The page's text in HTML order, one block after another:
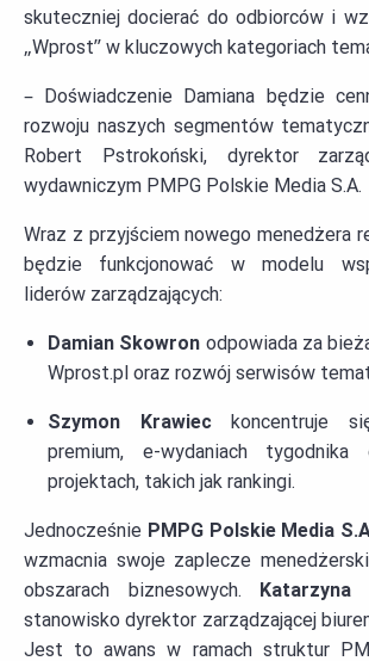
skuteczniej docierać do odbiorców i
„Wprost” w kluczowych kategoriach
– Doświadczenie Damiana będzie
rozwoju naszych segmentów
Robert Pstrokoński, dyrektor
wydawniczym PMPG Polskie Media S.A.
Wraz z przyjściem nowego menedżera
będzie funkcjonować w modelu
liderów zarządzających:
Damian Skowron odpowiada za
Wprost.pl oraz rozwój serwisów
Szymon Krawieckoncentruje
premium, e-wydaniach tygodnika
projektach, takich jak rankingi.
Jednocześnie PMPG Polskie Media
wzmacnia swoje zaplecze
obszarach biznesowych. Katarzyna
stanowisko dyrektor zarządzającej
Jest to awans w ramach struktur